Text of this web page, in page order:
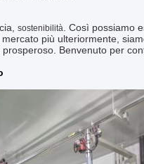
sostenibilità . Così possiamo
più ulteriormente,
Benvenuto per